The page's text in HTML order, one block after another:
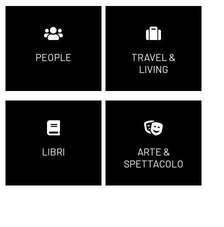
PEOPLE
TRAVEL &
LIVING
LIBRI
ARTE &
SPETTACOLO